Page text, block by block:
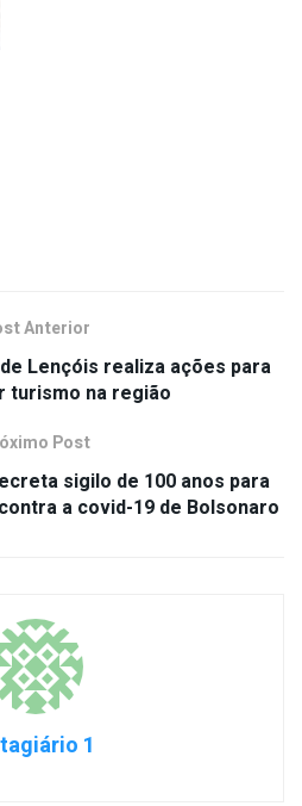
Anterior
Lençóis realiza ações para
turismo na região
Post
sigilo de 100 anos para
a covid-19 de Bolsonaro
1